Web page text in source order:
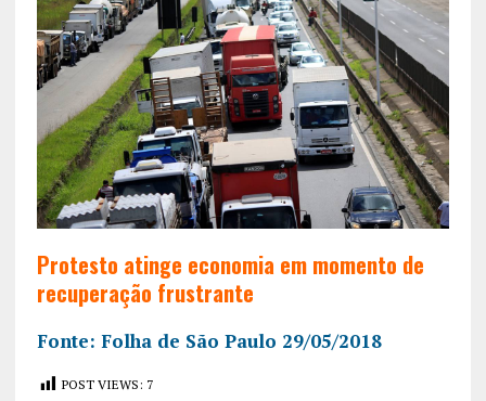
Protesto atinge economia em momento de
recuperação frustrante
Fonte: Folha de São Paulo 29/05/2018
POST VIEWS: 7